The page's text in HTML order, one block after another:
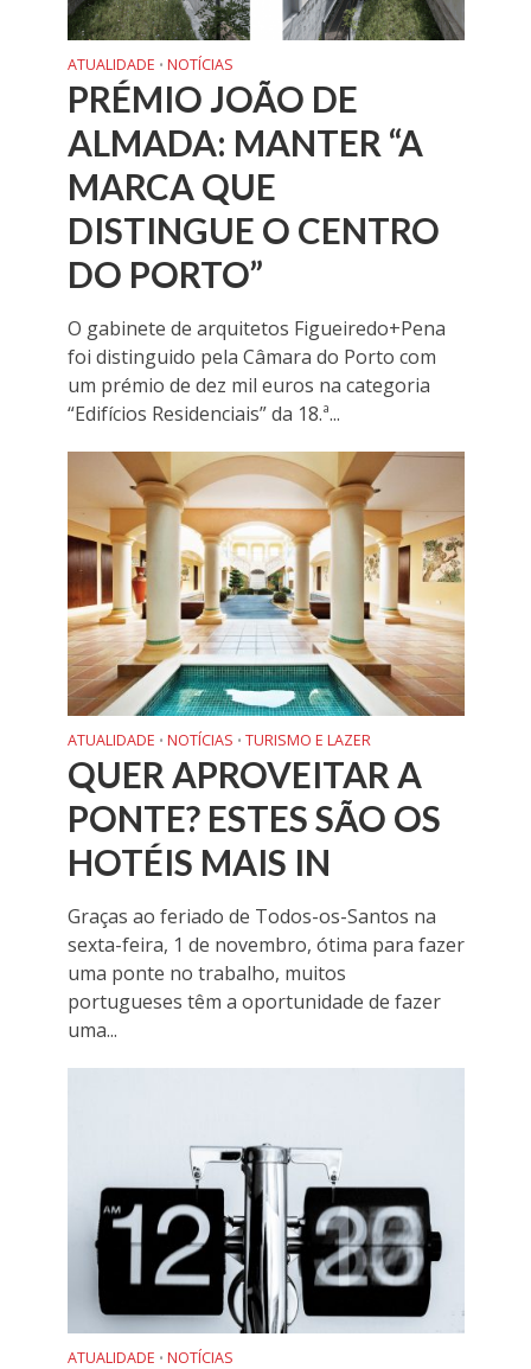
ATUALIDADE • NOTÍCIAS
PRÉMIO JOÃO DE
ALMADA: MANTER “A
MARCA QUE
DISTINGUE O CENTRO
DO PORTO”
O gabinete de arquitetos Figueiredo+Pena
foi distinguido pela Câmara do Porto com
um prémio de dez mil euros na categoria
“Edifícios Residenciais” da 18.ª...
ATUALIDADE • NOTÍCIAS • TURISMO E LAZER
QUER APROVEITAR A
PONTE? ESTES SÃO OS
HOTÉIS MAIS IN
Graças ao feriado de Todos-os-Santos na
sexta-feira, 1 de novembro, ótima para fazer
uma ponte no trabalho, muitos
portugueses têm a oportunidade de fazer
uma...
ATUALIDADE • NOTÍCIAS